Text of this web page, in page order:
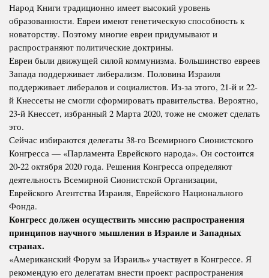
Народ Книги традиционно имеет высокий уровень
образованности. Евреи имеют генетическую способность к
новаторству. Поэтому многие евреи придумывают и
распространяют политические доктрины.
Евреи были движущей силой коммунизма. Большинство евреев
Запада поддерживает либерализм. Половина Израиля
поддерживает либералов и социалистов. Из-за этого, 21-й и 22-
й Кнессеты не смогли сформировать правительства. Вероятно,
23-й Кнессет, избранный 2 Марта 2020, тоже не сможет сделать
это.
Сейчас избираются делегаты 38-го Всемирного Сионистского
Конгресса — «Парламента Еврейского народа». Он состоится
20-22 октября 2020 года. Решения Конгресса определяют
деятельность Всемирной Сионистской Организации,
Еврейского Агентства Израиля, Еврейского Национального
Фонда.
Конгресс должен осуществить миссию распространения
принципов научного мышления в Израиле и Западных
странах.
«Американский Форум за Израиль» участвует в Конгрессе. Я
рекомендую его делегатам внести проект распространения